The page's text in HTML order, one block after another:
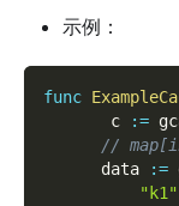
示例：
func
       c
:=
//
      data
:=
"k1"